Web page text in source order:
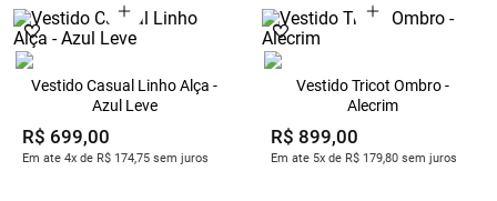
Vestido Casual Linho Alça -
Azul Leve
R$ 699,00
Em ate 4x de R$ 174,75 sem juros
Vestido Tricot Ombro -
Alecrim
R$ 899,00
Em ate 5x de R$ 179,80 sem juros